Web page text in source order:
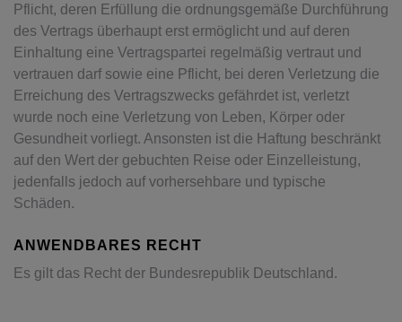
Pflicht, deren Erfüllung die ordnungsgemäße Durchführung
des Vertrags überhaupt erst ermöglicht und auf deren
Einhaltung eine Vertragspartei regelmäßig vertraut und
vertrauen darf sowie eine Pflicht, bei deren Verletzung die
Erreichung des Vertragszwecks gefährdet ist, verletzt
wurde noch eine Verletzung von Leben, Körper oder
Gesundheit vorliegt. Ansonsten ist die Haftung beschränkt
auf den Wert der gebuchten Reise oder Einzelleistung,
jedenfalls jedoch auf vorhersehbare und typische
Schäden.
ANWENDBARES RECHT
Es gilt das Recht der Bundesrepublik Deutschland.